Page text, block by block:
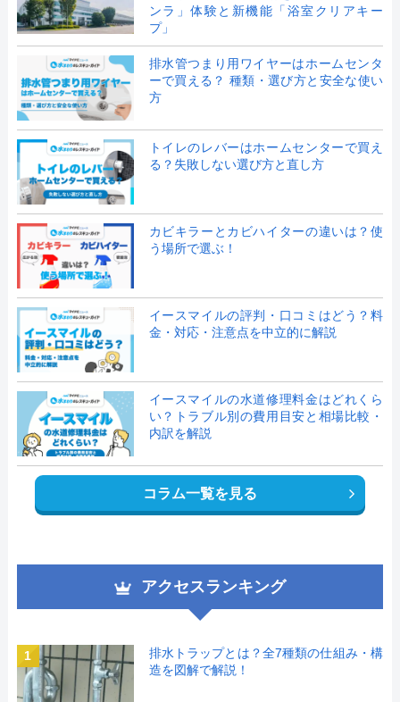
ンラ」体験と新機能「浴室クリアキー
プ」
排水管つまり用ワイヤーはホームセンタ
ーで買える？ 種類・選び方と安全な使い
方
トイレのレバーはホームセンターで買え
る？失敗しない選び方と直し方
カビキラーとカビハイターの違いは？使
う場所で選ぶ！
イースマイルの評判・口コミはどう？料
金・対応・注意点を中立的に解説
イースマイルの水道修理料金はどれくら
い？トラブル別の費用目安と相場比較・
内訳を解説
コラム一覧を見る
アクセスランキング
1
排水トラップとは？全7種類の仕組み・構
造を図解で解説！